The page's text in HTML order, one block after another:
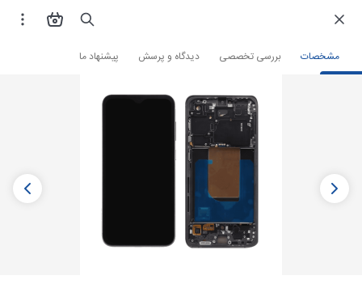
مشخصات بررسی تخصصی دیدگاه و پرسش پیشنهاد ما فروشگاه اینترنتی لوازم جانبی و قطعات موبایل قطعات موبایل